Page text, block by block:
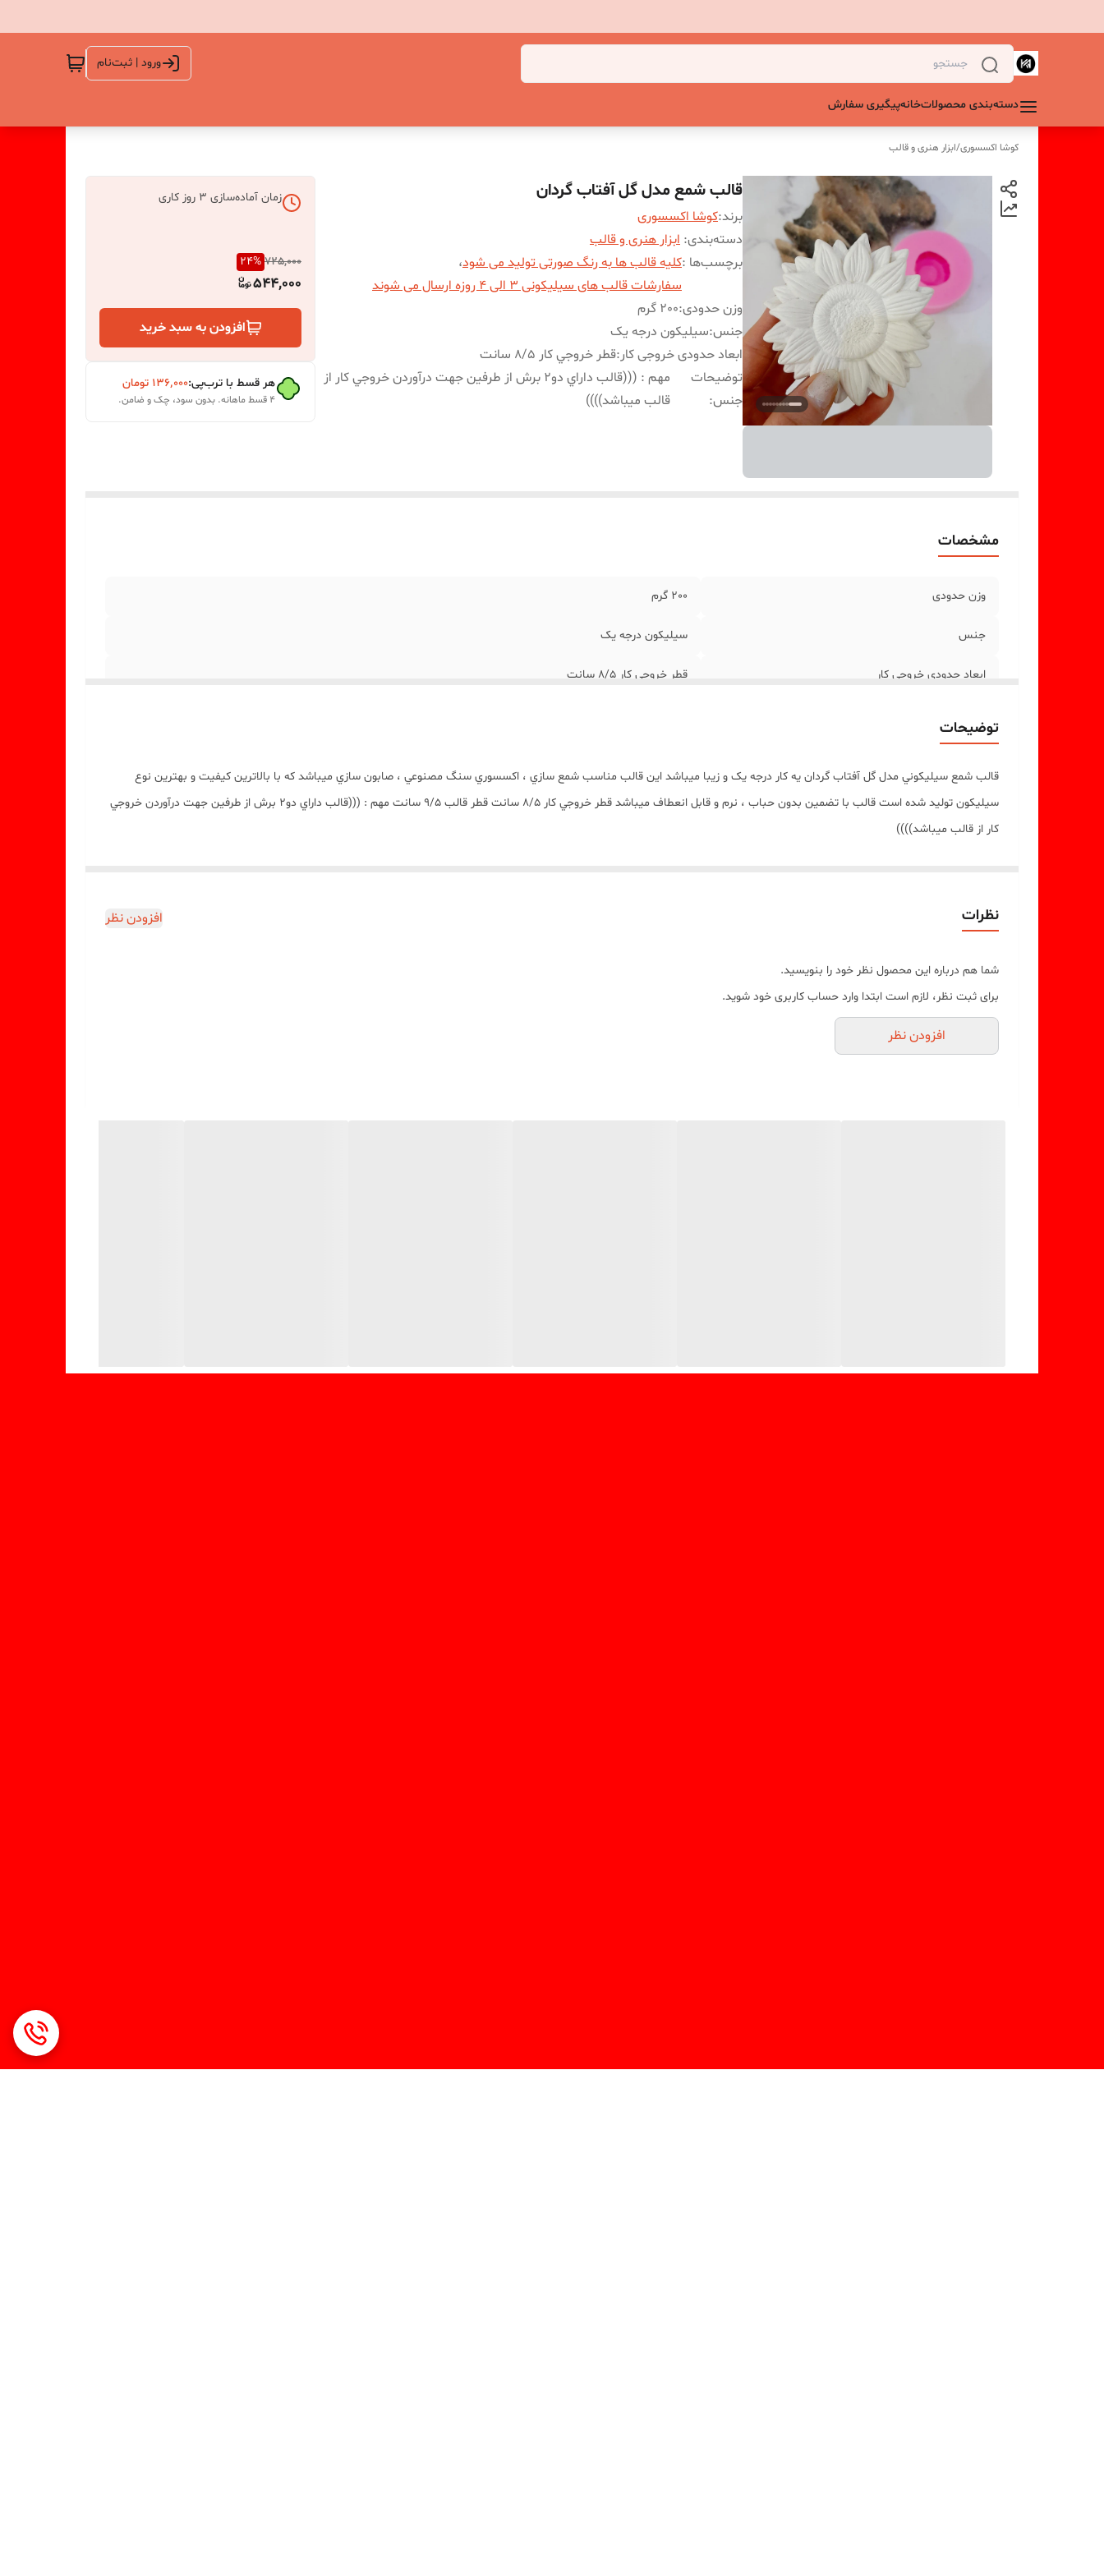
ورود | ثبت‌نام
دسته‌بندی محصولاتخانهپیگیری سفارش
کوشا اکسسوری/ابزار هنری و قالب
قالب شمع مدل گل آفتاب گردان
برند:کوشا اکسسوری
دسته‌بندی: ابزار هنری و قالب
برچسب‌ها :کلیه قالب ها به رنگ صورتی تولید می شود،
سفارشات قالب های سیلیکونی 3 الی 4 روزه ارسال می شوند
وزن حدودی:200 گرم
جنس:سیلیکون درجه یک
ابعاد حدودی خروجی کار:قطر خروجي کار 8/5 سانت
توضیحات
جنس:
مهم : (((قالب داراي دو2 برش از طرفین جهت درآوردن خروجي کار از
قالب ميباشد))))
زمان آماده‌سازی 3 روز کاری
725,000
24%
544,000
افزودن به سبد خرید
هر قسط با ترب‌پی:۱۳۶٬۰۰۰ تومان
۴ قسط ماهانه. بدون سود، چک و ضامن.
مشخصات
وزن حدودی 200 گرم
جنس سیلیکون درجه یک
ابعاد حدودی خروجی کار قطر خروجي کار 8/5 سانت
توضیحات
قالب شمع سيليکوني مدل گل آفتاب گردان يه کار درجه یک و زیبا ميباشد اين قالب مناسب شمع سازي ، اکسسوري سنگ مصنوعي ، صابون سازي ميباشد که با بالاترين کيفيت و بهترين نوع
سيليکون توليد شده است قالب با تضمين بدون حباب ، نرم و قابل انعطاف ميباشد قطر خروجي کار 8/5 سانت قطر قالب 9/5 سانت مهم : (((قالب داراي دو2 برش از طرفین جهت درآوردن خروجي
کار از قالب ميباشد))))
نظرات افزودن نظر
شما هم درباره این محصول نظر خود را بنویسید.
برای ثبت نظر، لازم است ابتدا وارد حساب کاربری خود شوید.
افزودن نظر